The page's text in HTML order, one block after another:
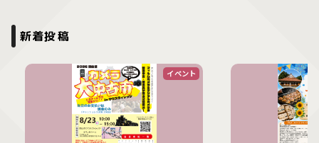
新着投稿
イベント